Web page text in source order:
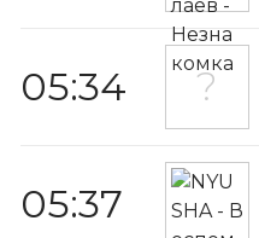
05:34
05:37